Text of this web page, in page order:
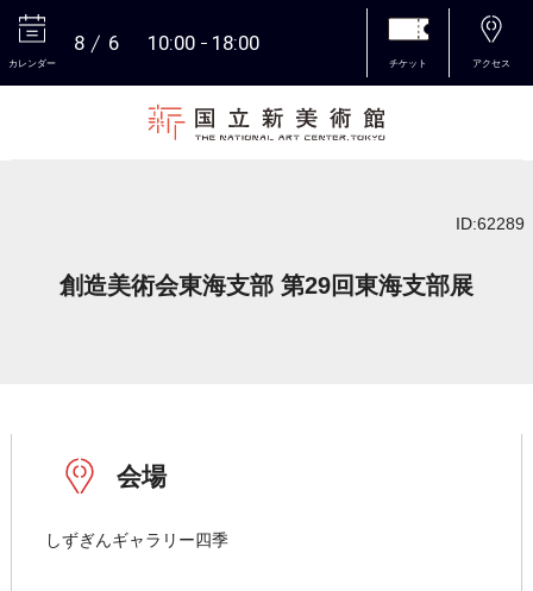
カレンダー
8 6 10:00 18:00
チケット アクセス
ID:62289
創造美術会東海支部 第29回東海支部展
会場
しずぎんギャラリー四季